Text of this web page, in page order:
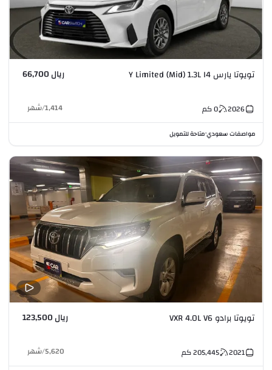
تويوتا يارس Y Limited (Mid) 1.3L I4 ريال 66,700
2026
0كم 1,414
/شهر
مواصفات سعودي•متاحة للتمويل
تويوتا برادو VXR 4.0L V6 ريال 123,500
2021
205,445كم 5,620
/شهر